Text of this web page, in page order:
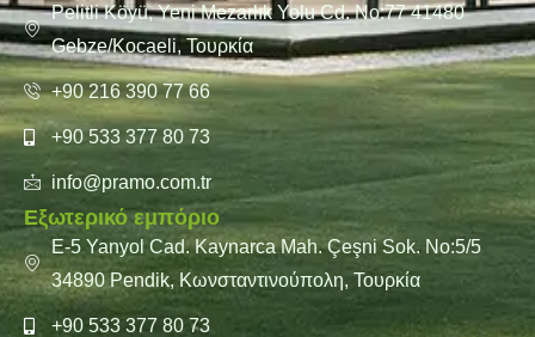
Pelitli Köyü, Yeni Mezarlık Yolu Cd. No:77 41480
Gebze/Kocaeli, Τουρκία
+90 216 390 77 66
+90 533 377 80 73
info@pramo.com.tr
Εξωτερικό εμπόριο
E-5 Yanyol Cad. Kaynarca Mah. Çeşni Sok. No:5/5
34890 Pendik, Κωνσταντινούπολη, Τουρκία
+90 533 377 80 73